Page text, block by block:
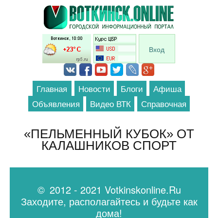
Перейти к основному содержанию
Вход
Главная Новости Блоги
Афиша
Объявления
Видео ВТК Справочная
«ПЕЛЬМЕННЫЙ КУБОК» ОТ
КАЛАШНИКОВ СПОРТ
© 2012 - 2021 Votkinskonline.Ru
Заходите, располагайтесь и будьте как
дома!